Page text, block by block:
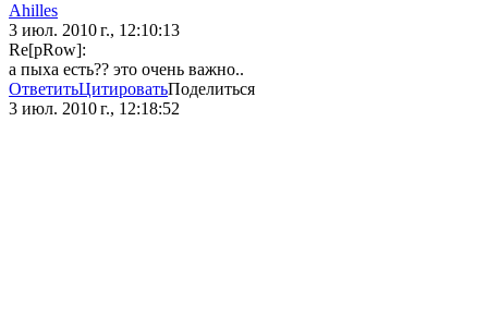
Ahilles
3 июл. 2010 г., 12:10:13
Re[pRow]:
а пыха есть?? это очень важно..
ОтветитьЦитироватьПоделиться
3 июл. 2010 г., 12:18:52